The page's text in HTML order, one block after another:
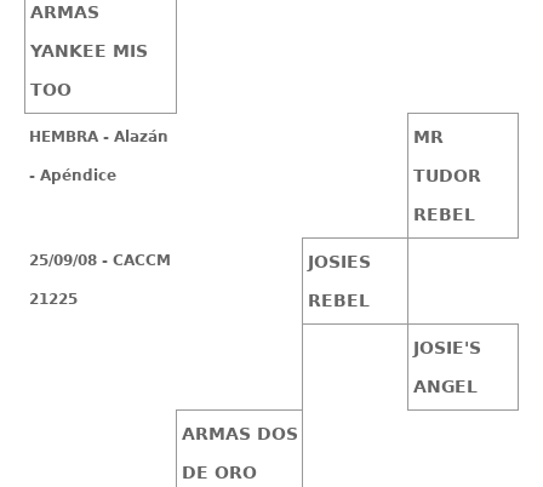
ARMAS
YANKEE MIS
TOO
HEMBRA - Alazán
- Apéndice
MR
TUDOR
REBEL
25/09/08 - CACCM
21225
JOSIES
REBEL
JOSIE'S
ANGEL
ARMAS DOS
DE ORO